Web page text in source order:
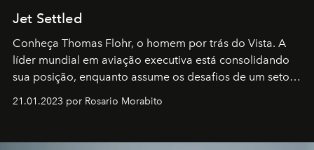
Jet Settled
Conheça Thomas Flohr, o homem por trás do Vista. A
líder mundial em aviação executiva está consolidando
sua posição, enquanto assume os desafios de um setor
21.01.2023 por Rosario Morabito